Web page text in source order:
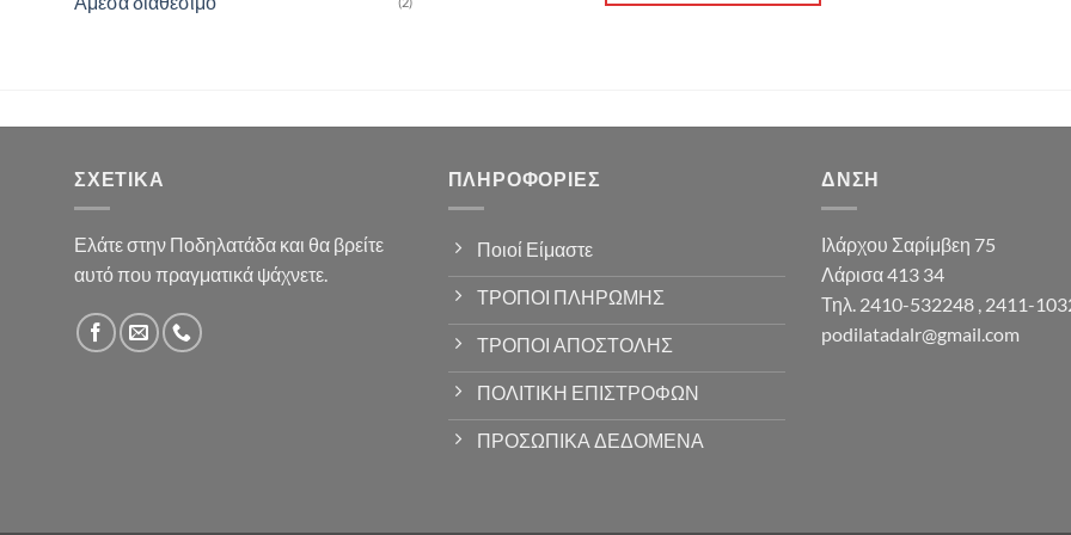
ΣΧΕΤΙΚΆ
Ελάτε στην Ποδηλατάδα και θα βρείτε
αυτό που πραγματικά ψάχνετε.
ΠΛΗΡΟΦΟΡΊΕΣ
Ποιοί Είμαστε
ΤΡΟΠΟΙ ΠΛΗΡΩΜΗΣ
ΤΡΟΠΟΙ ΑΠΟΣΤΟΛΗΣ
ΠΟΛΙΤΙΚΗ ΕΠΙΣΤΡΟΦΩΝ
ΠΡΟΣΩΠΙΚΑ ΔΕΔΟΜΕΝΑ
ΔΝΣΗ
Ιλάρχου Σαρίμβεη 75
Λάρισα 413 34
Τηλ. 2410-532248 , 2411-
podilatadalr@gmail.com